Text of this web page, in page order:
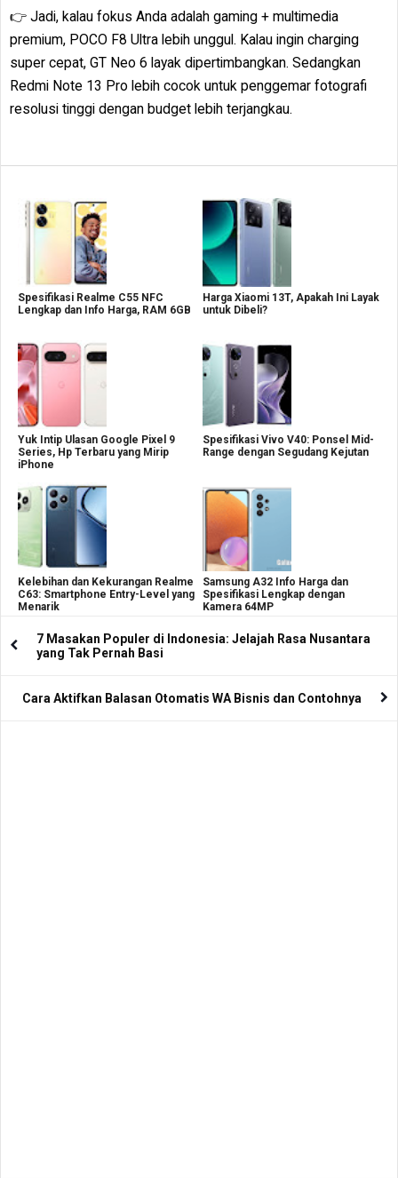
👉 Jadi, kalau fokus Anda adalah gaming + multimedia
premium, POCO F8 Ultra lebih unggul. Kalau ingin charging
super cepat, GT Neo 6 layak dipertimbangkan. Sedangkan
Redmi Note 13 Pro lebih cocok untuk penggemar fotografi
resolusi tinggi dengan budget lebih terjangkau.
Spesifikasi Realme C55 NFC
Lengkap dan Info Harga, RAM 6GB
Harga Xiaomi 13T, Apakah Ini Layak
untuk Dibeli?
Yuk Intip Ulasan Google Pixel 9
Series, Hp Terbaru yang Mirip
iPhone
Spesifikasi Vivo V40: Ponsel Mid-
Range dengan Segudang Kejutan
Kelebihan dan Kekurangan Realme
C63: Smartphone Entry-Level yang
Menarik
Samsung A32 Info Harga dan
Spesifikasi Lengkap dengan
Kamera 64MP
7 Masakan Populer di Indonesia: Jelajah Rasa Nusantara
yang Tak Pernah Basi
Cara Aktifkan Balasan Otomatis WA Bisnis dan Contohnya